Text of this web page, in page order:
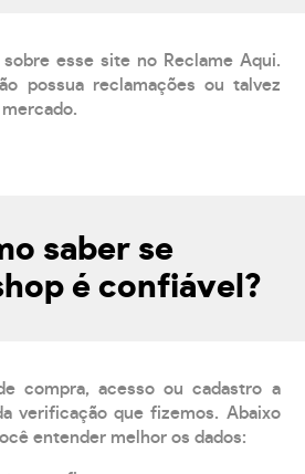
esse site no Reclame Aqui.
possua reclamações ou talvez
saber se
é confiável?
compra, acesso ou cadastro a
verificação que fizemos. Abaixo
entender melhor os dados: